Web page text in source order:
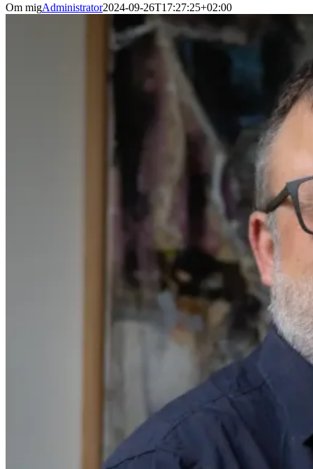
Om migAdministrator2024-09-26T17:27:25+02:00